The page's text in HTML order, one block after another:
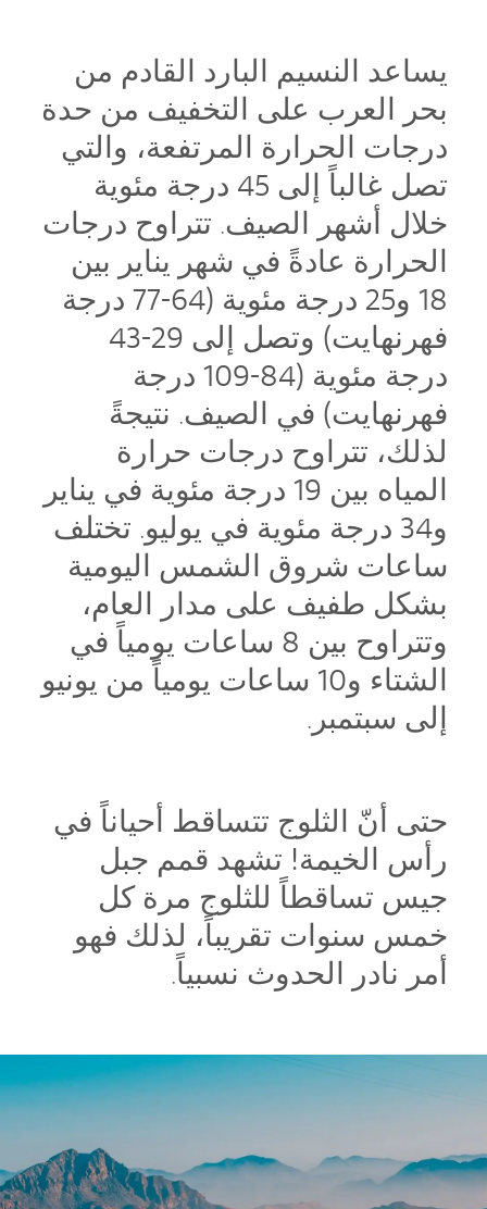
يساعد النسيم البارد القادم من
بحر العرب على التخفيف من حدة
درجات الحرارة المرتفعة، والتي
تصل غالباً إلى 45 درجة مئوية
خلال أشهر الصيف. تتراوح درجات
الحرارة عادةً في شهر يناير بين
18 و25 درجة مئوية (64-77 درجة
فهرنهايت) وتصل إلى 29-43
درجة مئوية (84-109 درجة
فهرنهايت) في الصيف. نتيجةً
لذلك، تتراوح درجات حرارة
المياه بين 19 درجة مئوية في يناير
و34 درجة مئوية في يوليو. تختلف
ساعات شروق الشمس اليومية
بشكل طفيف على مدار العام،
وتتراوح بين 8 ساعات يومياً في
الشتاء و10 ساعات يومياً من يونيو
إلى سبتمبر.
حتى أنّ الثلوج تتساقط أحياناً في
رأس الخيمة! تشهد قمم جبل
جيس تساقطاً للثلوج مرة كل
خمس سنوات تقريباً، لذلك فهو
أمر نادر الحدوث نسبياً.